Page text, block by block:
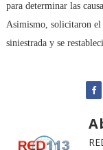
para determinar las
Asimismo, solicitaron
siniestrada y se